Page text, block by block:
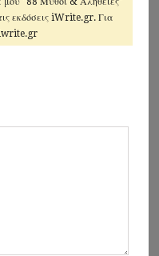
εκδόσεις iWrite.gr. Για